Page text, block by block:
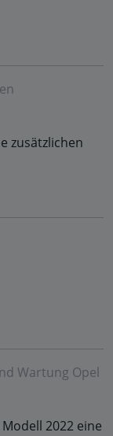
zusätzlichen
Wartung Opel
2022 eine